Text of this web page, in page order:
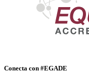
Conecta con #EGADE